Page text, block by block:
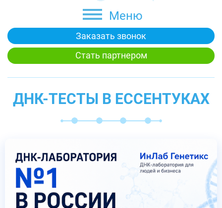
Меню
Заказать звонок
Стать партнером
ДНК-ТЕСТЫ В ЕССЕНТУКАХ